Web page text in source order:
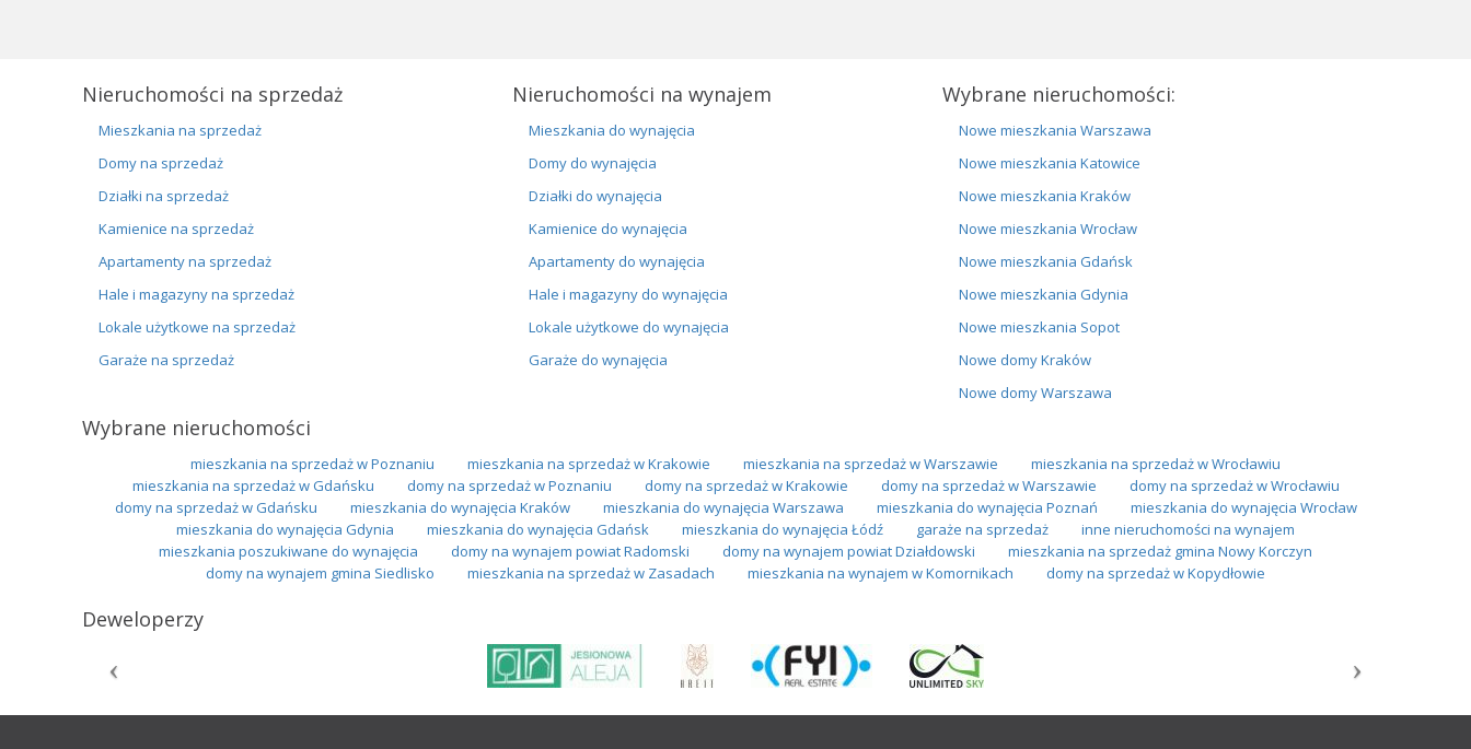
Nieruchomości na sprzedaż
Mieszkania na sprzedaż
Domy na sprzedaż
Działki na sprzedaż
Kamienice na sprzedaż
Apartamenty na sprzedaż
Hale i magazyny na sprzedaż
Lokale użytkowe na sprzedaż
Garaże na sprzedaż
Nieruchomości na wynajem
Mieszkania do wynajęcia
Domy do wynajęcia
Działki do wynajęcia
Kamienice do wynajęcia
Apartamenty do wynajęcia
Hale i magazyny do wynajęcia
Lokale użytkowe do wynajęcia
Garaże do wynajęcia
Wybrane nieruchomości:
Nowe mieszkania Warszawa
Nowe mieszkania Katowice
Nowe mieszkania Kraków
Nowe mieszkania Wrocław
Nowe mieszkania Gdańsk
Nowe mieszkania Gdynia
Nowe mieszkania Sopot
Nowe domy Kraków
Nowe domy Warszawa
Wybrane nieruchomości
mieszkania na sprzedaż w Poznaniu mieszkania na sprzedaż w Krakowie mieszkania na sprzedaż w Warszawie
mieszkania na sprzedaż w Wrocławiu
mieszkania na sprzedaż w Gdańsku
domy na sprzedaż w Poznaniu domy na sprzedaż w Krakowie domy na sprzedaż w Warszawie
domy na sprzedaż w Wrocławiu
domy na sprzedaż w Gdańsku
mieszkania do wynajęcia Kraków mieszkania do wynajęcia Warszawa mieszkania do wynajęcia Poznań
mieszkania do wynajęcia Wrocław
mieszkania do wynajęcia Gdynia
mieszkania do wynajęcia Gdańsk mieszkania do wynajęcia Łódź garaże na sprzedaż
inne nieruchomości na wynajem
mieszkania poszukiwane do wynajęcia
domy na wynajem powiat Radomski domy na wynajem powiat Działdowski
mieszkania na sprzedaż gmina Nowy Korczyn
domy na wynajem gmina Siedlisko
mieszkania na sprzedaż w Zasadach mieszkania na wynajem w Komornikach domy na sprzedaż w Kopydłowie
Deweloperzy